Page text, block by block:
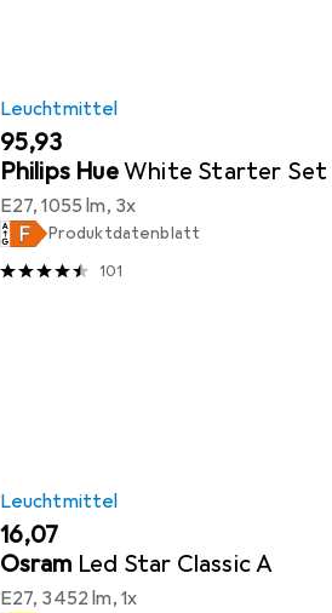
Leuchtmittel
EUR
95,93
Philips HueWhite Starter Set
E27, 1055 lm, 3x
Produktdatenblatt
101
Leuchtmittel
EUR
16,07
Osram Led Star Classic A
E27, 3452 lm, 1x